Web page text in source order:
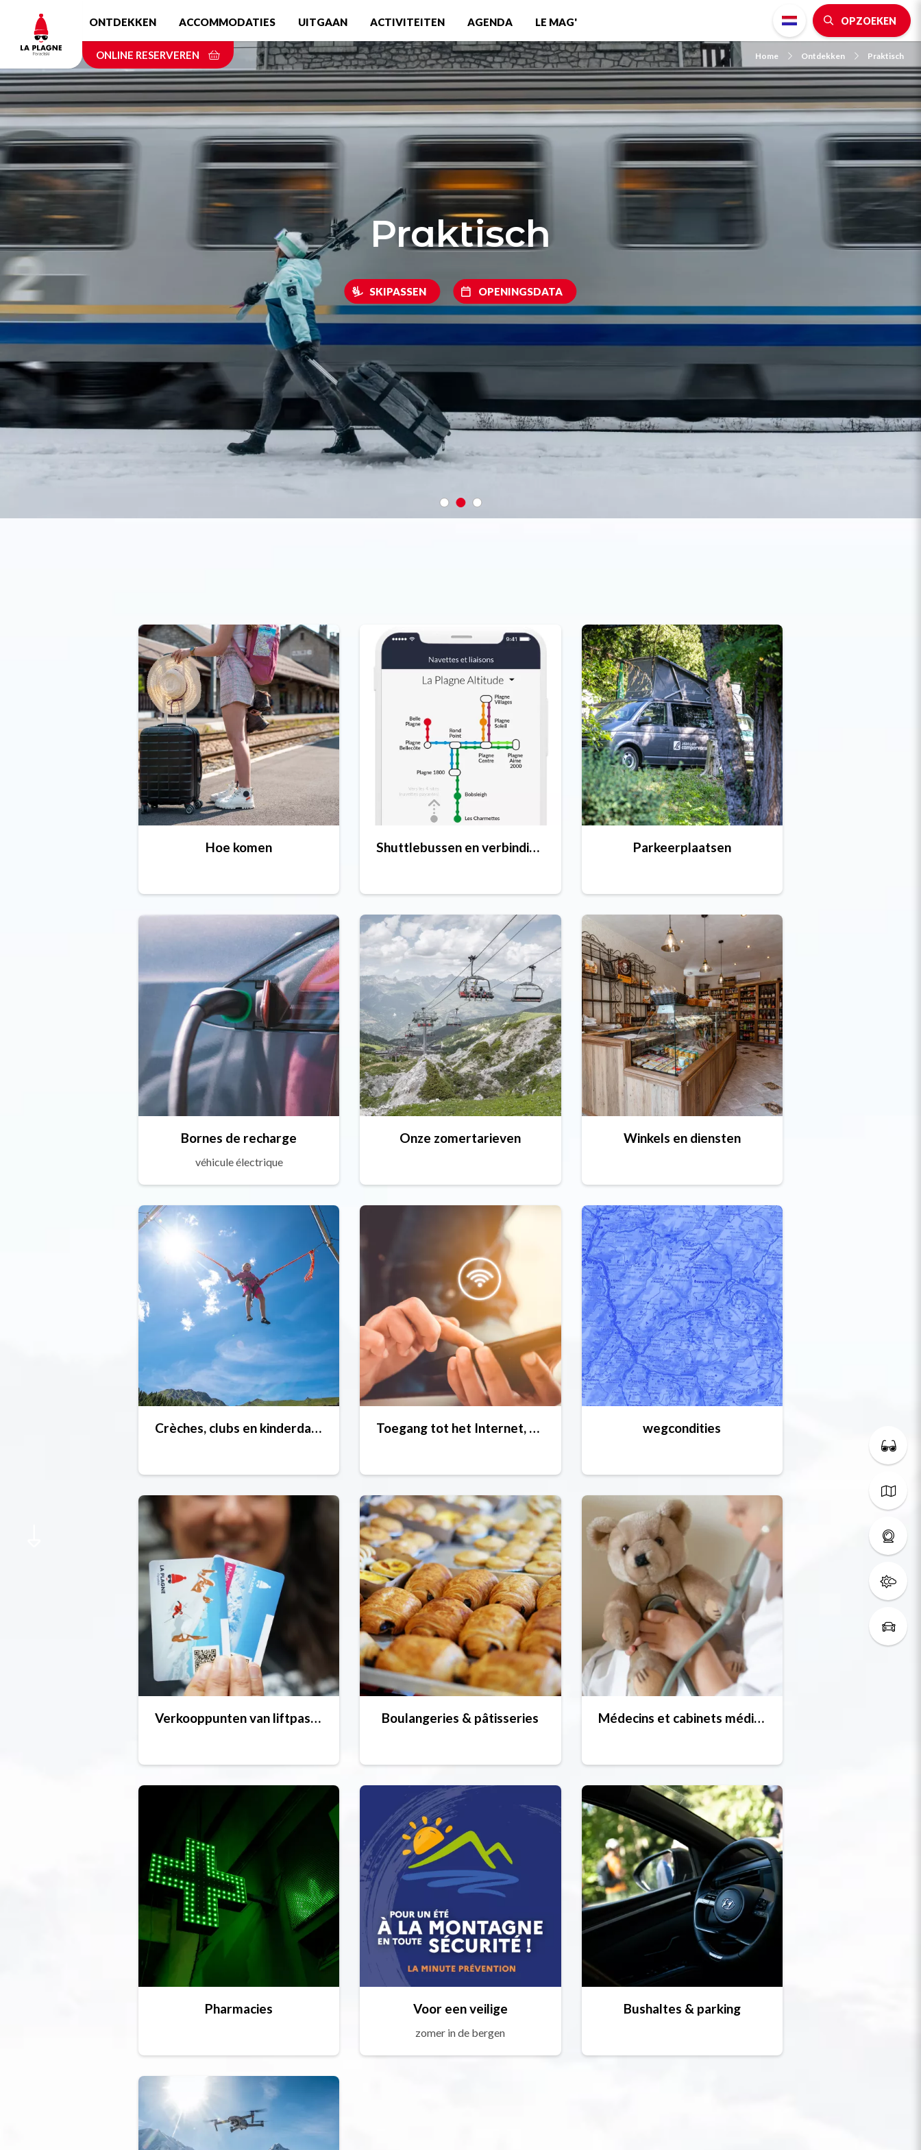
content
ONTDEKKEN ACCOMMODATIES UITGAAN ACTIVITEITEN AGENDA LE MAG' OPZOEKEN
ONLINE RESERVEREN Home Ontdekken Praktisch
Praktisch
SKIPASSEN OPENINGSDATA
Hoe komen Shuttlebussen en verbindingen Parkeerplaatsen
Bornes de recharge
véhicule électrique
Onze zomertarieven Winkels en diensten
Crèches, clubs en kinderdagverblijven Toegang tot het Internet, wifi wegcondities
Verkooppunten van liftpassen (winter) Boulangeries & pâtisseries Médecins et cabinets médicaux
Pharmacies Voor een veilige
zomer in de bergen
Bushaltes & parking